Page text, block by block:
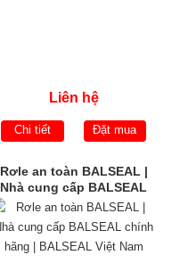
Liên hệ
Chi tiết Đặt mua
Rơle an toàn BALSEAL |
Nhà cung cấp BALSEAL
chính hãng | BALSEAL
Việt Nam